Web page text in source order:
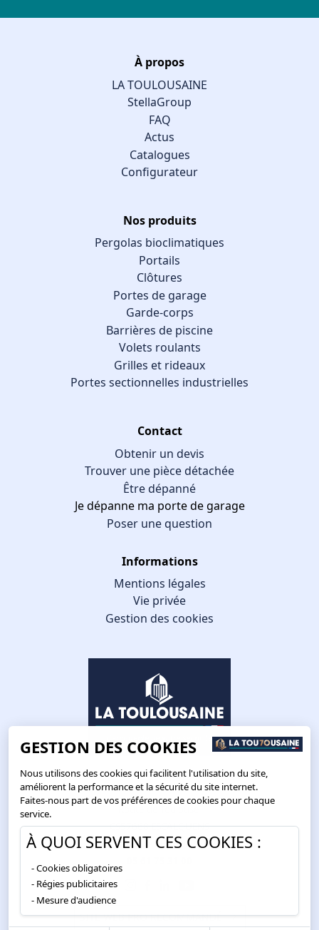
À propos
LA TOULOUSAINE
StellaGroup
FAQ
Actus
Catalogues
Configurateur
Nos produits
Pergolas bioclimatiques
Portails
Clôtures
Portes de garage
Garde-corps
Barrières de piscine
Volets roulants
Grilles et rideaux
Portes sectionnelles industrielles
Contact
Obtenir un devis
Trouver une pièce détachée
Être dépanné
Je dépanne ma porte de garage
Poser une question
Informations
Mentions légales
Vie privée
Gestion des cookies
Route de Toulouse
CS57668 ESCALQUENS
31676 LABÈGE CEDEX
SITE WEB PRO RECOMMANDÉ
GESTION DES COOKIES
Nous utilisons des cookies qui facilitent l'utilisation du site,
améliorent la performance et la sécurité du site internet.
Faites-nous part de vos préférences de cookies pour chaque
service.
À QUOI SERVENT CES COOKIES :
Cookies obligatoires
Régies publicitaires
Mesure d'audience